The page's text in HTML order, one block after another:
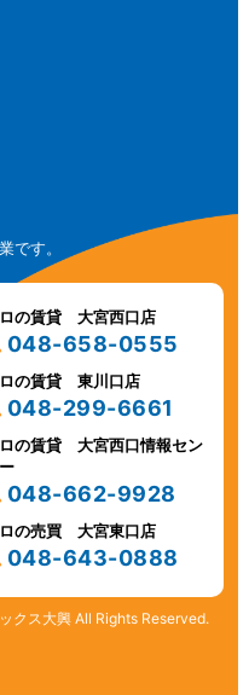
です。
ロの賃貸 大宮西口店
048-658-0555
ロの賃貸 東川口店
048-299-6661
の賃貸 大宮西口情報セン
048-662-9928
ロの売買 大宮東口店
048-643-0888
クス大興 All Rights Reserved.